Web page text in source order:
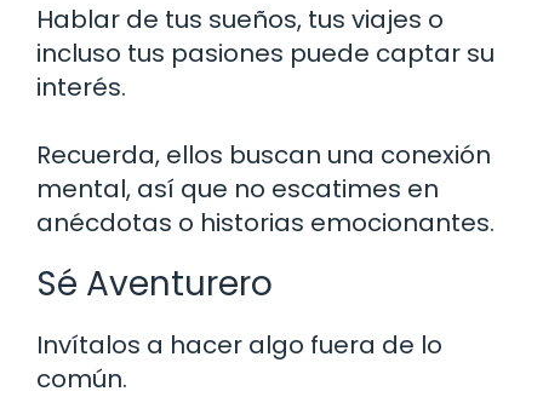
Hablar de tus sueños, tus viajes o
incluso tus pasiones puede captar su
interés.
Recuerda, ellos buscan una conexión
mental, así que no escatimes en
anécdotas o historias emocionantes.
Sé Aventurero
Invítalos a hacer algo fuera de lo
común.